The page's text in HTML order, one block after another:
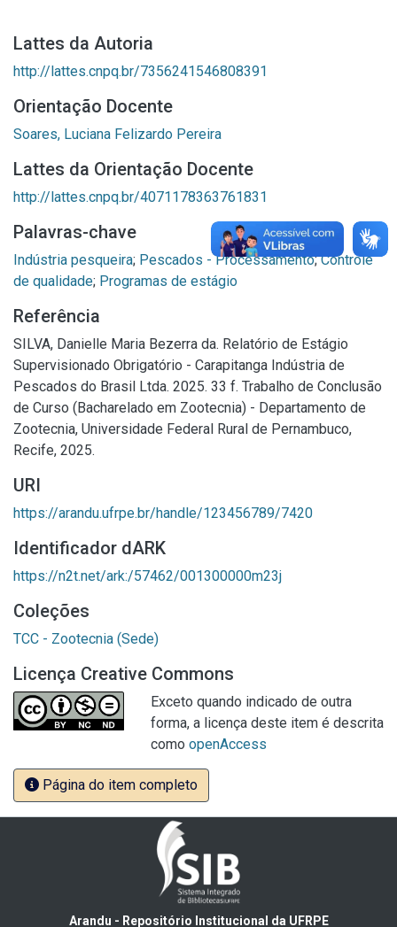
Lattes da Autoria
http://lattes.cnpq.br/7356241546808391
Orientação Docente
Soares, Luciana Felizardo Pereira
Lattes da Orientação Docente
http://lattes.cnpq.br/4071178363761831
Palavras-chave
Indústria pesqueira; Pescados - Processamento;Controle
de qualidade; Programas de estágio
Referência
SILVA, Danielle Maria Bezerra da. Relatório de Estágio
Supervisionado Obrigatório - Carapitanga Indústria de
Pescados do Brasil Ltda. 2025. 33 f. Trabalho de Conclusão
de Curso (Bacharelado em Zootecnia) - Departamento de
Zootecnia, Universidade Federal Rural de Pernambuco,
Recife, 2025.
URI
https://arandu.ufrpe.br/handle/123456789/7420
Identificador dARK
https://n2t.net/ark:/57462/001300000m23j
Coleções
TCC - Zootecnia (Sede)
Licença Creative Commons
Exceto quando indicado de outra
forma, a licença deste item é descrita
como openAccess
Página do item completo
Arandu - Repositório Institucional da UFRPE